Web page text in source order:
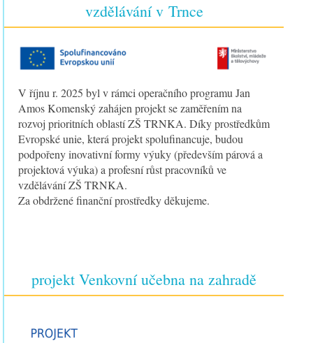
vzdělávání v Trnce
V říjnu r. 2025 byl v rámci operačního programu Jan
Amos Komenský zahájen projekt se zaměřením na
rozvoj prioritních oblastí ZŠ TRNKA. Díky prostředkům
Evropské unie, která projekt spolufinancuje, budou
podpořeny inovativní formy výuky (především párová a
projektová výuka) a profesní růst pracovníků ve
vzdělávání ZŠ TRNKA.
Za obdržené finanční prostředky děkujeme.
projekt Venkovní učebna na zahradě